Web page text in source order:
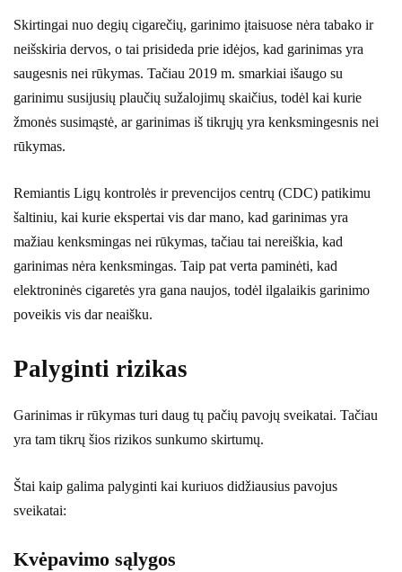
Skirtingai nuo degių cigarečių, garinimo įtaisuose nėra tabako ir
neišskiria dervos, o tai prisideda prie idėjos, kad garinimas yra
saugesnis nei rūkymas. Tačiau 2019 m. smarkiai išaugo su
garinimu susijusių plaučių sužalojimų skaičius, todėl kai kurie
žmonės susimąstė, ar garinimas iš tikrųjų yra kenksmingesnis nei
rūkymas.
Remiantis Ligų kontrolės ir prevencijos centrų (CDC) patikimu
šaltiniu, kai kurie ekspertai vis dar mano, kad garinimas yra
mažiau kenksmingas nei rūkymas, tačiau tai nereiškia, kad
garinimas nėra kenksmingas. Taip pat verta paminėti, kad
elektroninės cigaretės yra gana naujos, todėl ilgalaikis garinimo
poveikis vis dar neaišku.
Palyginti rizikas
Garinimas ir rūkymas turi daug tų pačių pavojų sveikatai. Tačiau
yra tam tikrų šios rizikos sunkumo skirtumų.
Štai kaip galima palyginti kai kuriuos didžiausius pavojus
sveikatai:
Kvėpavimo sąlygos